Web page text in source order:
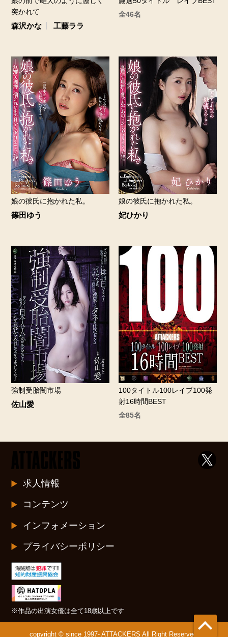
突かれて
森沢かな 工藤ララ
全46名
娘の彼氏に抱かれた私。
篠田ゆう
娘の彼氏に抱かれた私。
妃ひかり
強制受胎闇市場
佐山愛
100タイトル100レイプ100発
射16時間BEST
全85名
求人情報
コンテンツ
インフォメーション
プライバシーポリシー
※作品の出演女優は全て18歳以上です
copyright © since 1997- ATTACKERS All Right Reserved.